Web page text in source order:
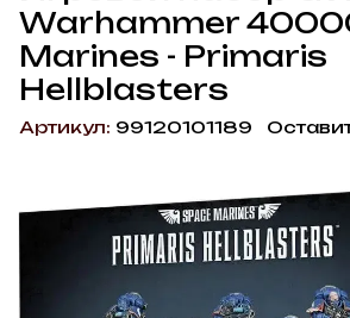
Warhammer
Marines - Primaris
Hellblasters
Артикул: 99120101189